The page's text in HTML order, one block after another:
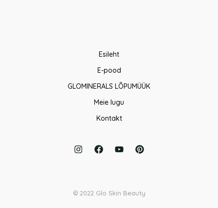
Esileht
E-pood
GLOMINERALS LÕPUMÜÜK
Meie lugu
Kontakt
© 2022 Glo Skin Beauty